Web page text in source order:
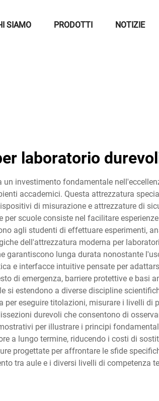
SIAMO PRODOTTI NOTIZIE
laboratorio
un investimento fondamentale
accademici. Questa attrezzatura
di misurazione e attrezzature di
scuole consiste nel facilitare
agli studenti di effettuare esperimenti,
dell'attrezzatura moderna per
garantiscono lunga durata nonostante
e interfacce intuitive pensate per
di emergenza, barriere protettive e basi
estendono a diverse discipline
eseguire titolazioni, misurare i livelli di
durevoli che consentono di
per illustrare i principi
a lungo termine, riducendo i costi di
progettate per affrontare le sfide
tra aule e i diversi livelli di competenza